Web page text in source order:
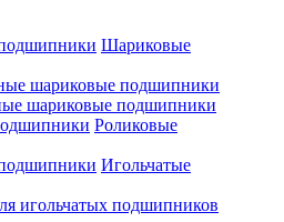
Шариковые
шариковые подшипники
шариковые подшипники
Роликовые
Игольчатые
игольчатых подшипников